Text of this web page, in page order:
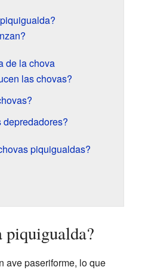
de la chova
las chovas?
depredadores?
piquigualdas?
piquigualda?
ave paseriforme, lo que